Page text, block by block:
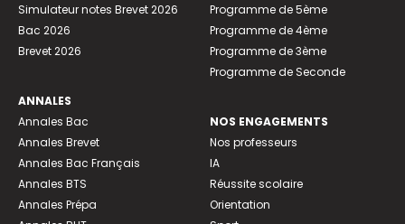
Simulateur notes Brevet 2026
Bac 2026
Brevet 2026
ANNALES
Annales Bac
Annales Brevet
Annales Bac Français
Annales BTS
Annales Prépa
Programme de 5ème
Programme de 4ème
Programme de 3ème
Programme de Seconde
NOS ENGAGEMENTS
Nos professeurs
IA
Réussite scolaire
Orientation